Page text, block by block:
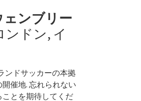
ェンブリー
ンドン, イ
ンドサッカーの本拠
催地. 忘れられない
とを期待してくだ